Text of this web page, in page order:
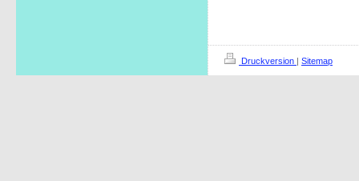
Druckversion | Sitemap